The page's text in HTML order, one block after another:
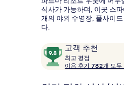
식사가 가능하며, 이곳 스
개의 야외 수영장, 풀사이
다.
이
용
후
고객 추천
10
점
만
최고 평점
고
이용 후기 782개 모두